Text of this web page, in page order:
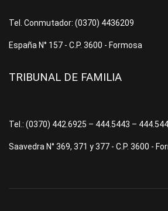
Tel. Conmutador: (0370) 4436209
España N° 157 - C.P. 3600 - Formosa
TRIBUNAL DE FAMILIA
Tel.: (0370) 442.6925 – 444.5443 –
Saavedra N° 369, 371 y 377 - C.P. 3600 -